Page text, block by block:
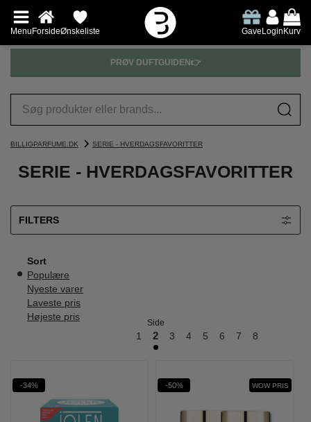
MenuForsideØnskeliste GaveLoginKurv
PRØV DUFTGUIDEN👉
BILLIGPARFUME.DK SERIE - HVERDAGSFAVORITTER
SERIE - HVERDAGSFAVORITTER
FILTERS
Sort
Populære
Nyeste varer
Laveste pris
Højeste pris
Side
1 2 3 4 5 6 7 8
-34% -50% WOW PRIS